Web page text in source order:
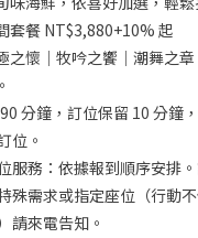
套餐 NT$3,880+10% 起
之懷｜牧吟之饗｜潮舞之
分鐘，訂位保留 10 分鐘
位。
服務：依據報到順序安排
殊需求或指定座位（行動
請來電告知。